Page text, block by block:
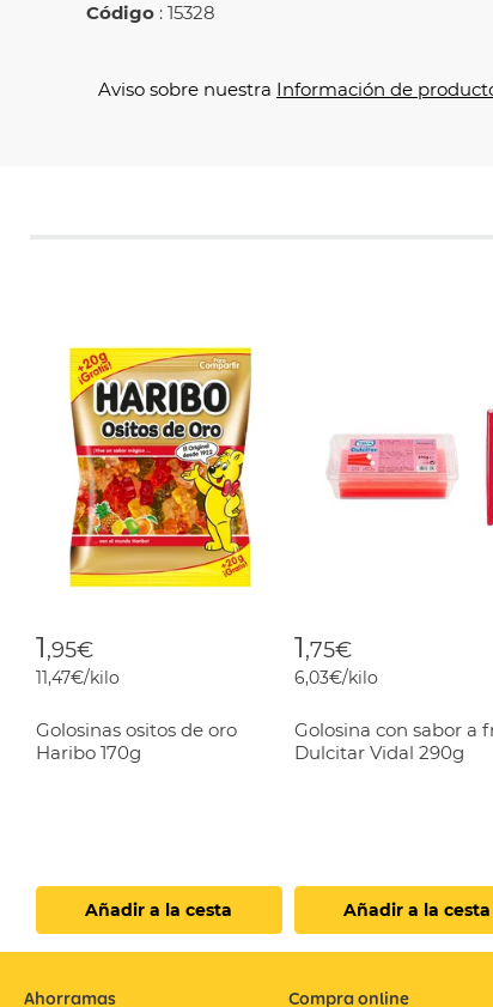
Código : 15328
Aviso sobre nuestra Información de
1,95€
11,47€/kilo
Golosinas ositos de oro
Haribo 170g
Añadir a la cesta
1,75€
6,03€/kilo
Golosina con sabor a
Dulcitar Vidal 290g
Añadir a la cesta
Ahorramas Compra online